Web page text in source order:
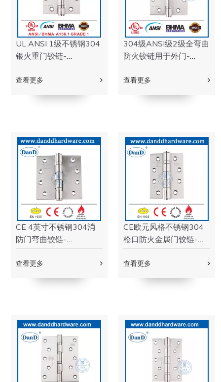
阅读更多
商业门锁
D和D硬件商用门锁通过CE EN12209，EN1634 260min火灾
额定试验。商用门锁是根据最高工程标准制造的，可为商业建
筑提供高质量的安全门锁。
阅读更多
门Hing
UL ANSI 1级不锈钢304
304级ANSI级2级全弯曲